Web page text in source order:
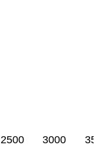
2500 3000